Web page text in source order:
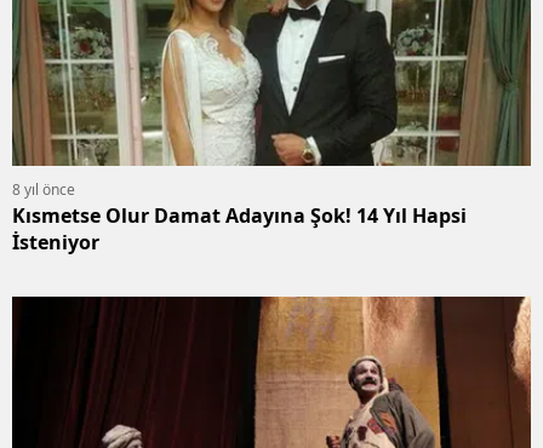
8 yıl önce
Kısmetse Olur Damat Adayına Şok! 14 Yıl Hapsi
İsteniyor